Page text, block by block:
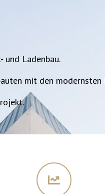
und Ladenbau.
mit den